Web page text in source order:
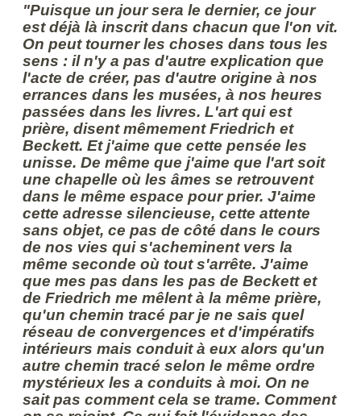
"Puisque un jour sera le dernier, ce jour
est déjà là inscrit dans chacun que l'on vit.
On peut tourner les choses dans tous les
sens : il n'y a pas d'autre explication que
l'acte de créer, pas d'autre origine à nos
errances dans les musées, à nos heures
passées dans les livres. L'art qui est
prière, disent mêmement Friedrich et
Beckett. Et j'aime que cette pensée les
unisse. De même que j'aime que l'art soit
une chapelle où les âmes se retrouvent
dans le même espace pour prier. J'aime
cette adresse silencieuse, cette attente
sans objet, ce pas de côté dans le cours
de nos vies qui s'acheminent vers la
même seconde où tout s'arrête. J'aime
que mes pas dans les pas de Beckett et
de Friedrich me mêlent à la même prière,
qu'un chemin tracé par je ne sais quel
réseau de convergences et d'impératifs
intérieurs mais conduit à eux alors qu'un
autre chemin tracé selon le même ordre
mystérieux les a conduits à moi. On ne
sait pas comment cela se trame. Comment